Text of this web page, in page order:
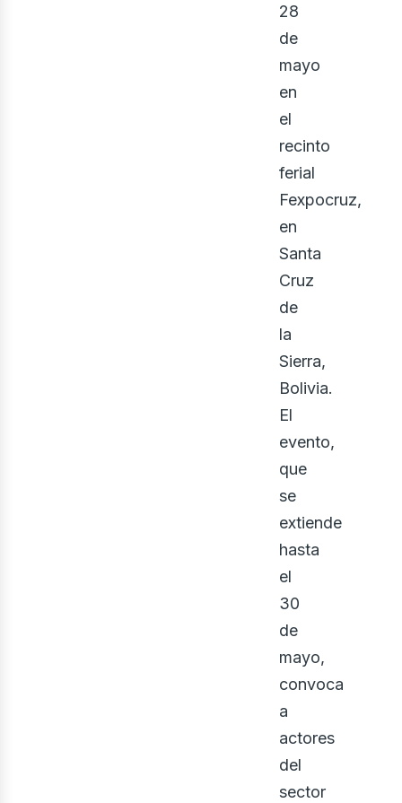
28
de
mayo
en
el
recinto
ferial
Fexpocruz,
en
Santa
Cruz
de
la
Sierra,
Bolivia.
El
evento,
que
se
extiende
hasta
el
30
de
mayo,
convoca
a
actores
del
sector